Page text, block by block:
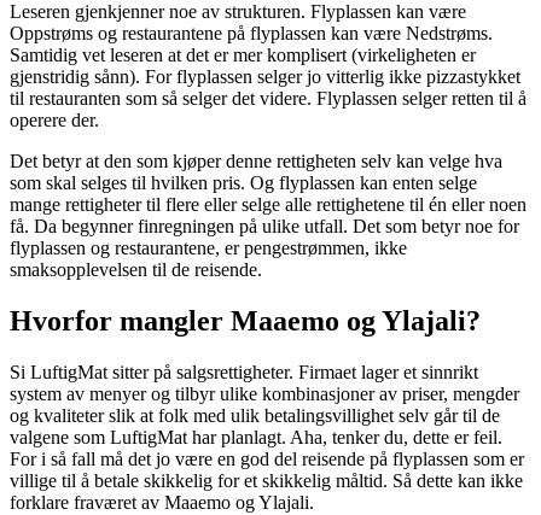
Leseren gjenkjenner noe av strukturen. Flyplassen kan være
Oppstrøms og restaurantene på flyplassen kan være Nedstrøms.
Samtidig vet leseren at det er mer komplisert (virkeligheten er
gjenstridig sånn). For flyplassen selger jo vitterlig ikke pizzastykket
til restauranten som så selger det videre. Flyplassen selger retten til å
operere der.
Det betyr at den som kjøper denne rettigheten selv kan velge hva
som skal selges til hvilken pris. Og flyplassen kan enten selge
mange rettigheter til flere eller selge alle rettighetene til én eller noen
få. Da begynner finregningen på ulike utfall. Det som betyr noe for
flyplassen og restaurantene, er pengestrømmen, ikke
smaksopplevelsen til de reisende.
Hvorfor mangler Maaemo og Ylajali?
Si LuftigMat sitter på salgsrettigheter. Firmaet lager et sinnrikt
system av menyer og tilbyr ulike kombinasjoner av priser, mengder
og kvaliteter slik at folk med ulik betalingsvillighet selv går til de
valgene som LuftigMat har planlagt. Aha, tenker du, dette er feil.
For i så fall må det jo være en god del reisende på flyplassen som er
villige til å betale skikkelig for et skikkelig måltid. Så dette kan ikke
forklare fraværet av Maaemo og Ylajali.